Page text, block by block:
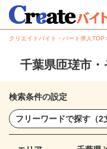
クリエイトバイト・パート求人TOP
千葉県匝瑳市
検索条件の設定